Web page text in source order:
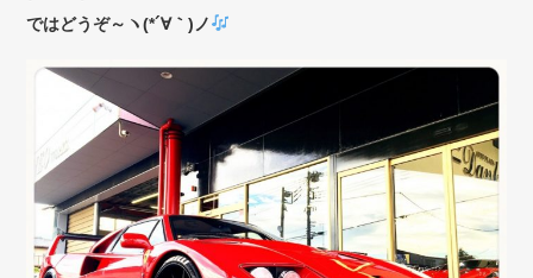
ではどうぞ～ヽ(*´∀｀)ノ